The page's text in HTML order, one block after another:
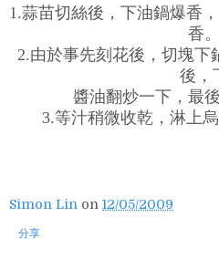
1.蒜苗切絲後，下油鍋爆香
香。
2.由於事先刻花後，切塊下
後，
醬油翻炒一下，最
3.等汁稍微收乾，淋上
Simon Lin on 12/05/2009
分享